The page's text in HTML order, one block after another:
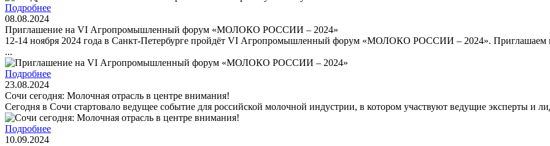
Подробнее
08.08.2024
Приглашение на VI Агропромышленный форум «МОЛОКО РОССИИ – 2024»
12-14 ноября 2024 года в Санкт-Петербурге пройдёт VI Агропромышленный форум «МОЛОКО РОССИИ – 2024». Приглашаем
...
Подробнее
23.08.2024
Сочи сегодня: Молочная отрасль в центре внимания!
Сегодня в Сочи стартовало ведущее событие для российской молочной индустрии, в котором участвуют ведущие эксперты и
Подробнее
10.09.2024